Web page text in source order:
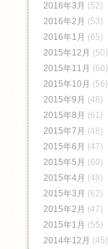
2016年3月 (52)
2016年2月 (53)
2016年1月 (65)
2015年12月 (50)
2015年11月 (60)
2015年10月 (56)
2015年9月 (48)
2015年8月 (61)
2015年7月 (48)
2015年6月 (47)
2015年5月 (60)
2015年4月 (48)
2015年3月 (62)
2015年2月 (47)
2015年1月 (55)
2014年12月 (45)